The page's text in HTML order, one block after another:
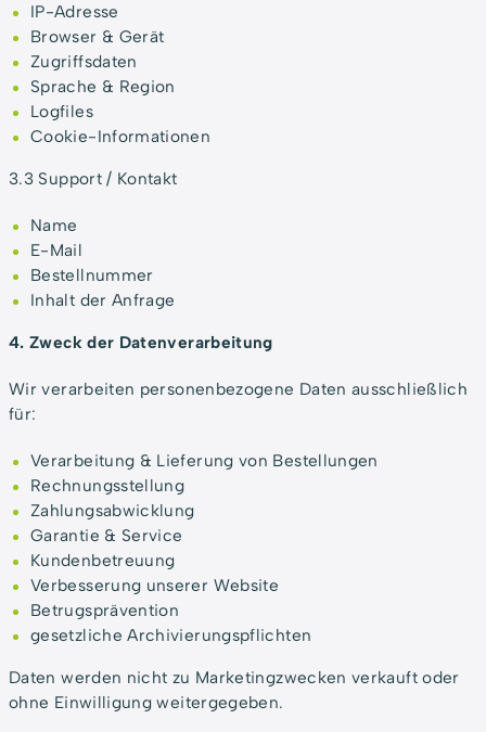
IP-Adresse
Browser & Gerät
Zugriffsdaten
Sprache & Region
Logfiles
Cookie-Informationen
3.3 Support / Kontakt
Name
E-Mail
Bestellnummer
Inhalt der Anfrage
4. Zweck der Datenverarbeitung
Wir verarbeiten personenbezogene Daten ausschließlich
für:
Verarbeitung & Lieferung von Bestellungen
Rechnungsstellung
Zahlungsabwicklung
Garantie & Service
Kundenbetreuung
Verbesserung unserer Website
Betrugsprävention
gesetzliche Archivierungspflichten
Daten werden nicht zu Marketingzwecken verkauft oder
ohne Einwilligung weitergegeben.